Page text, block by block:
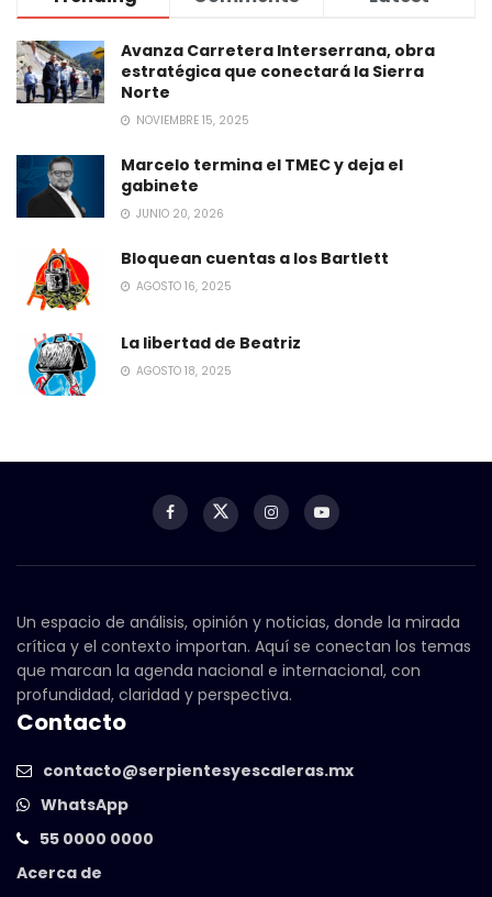
Avanza Carretera Interserrana, obra
estratégica que conectará la Sierra
Norte
NOVIEMBRE 15, 2025
Marcelo termina el TMEC y deja el
gabinete
JUNIO 20, 2026
Bloquean cuentas a los Bartlett
AGOSTO 16, 2025
La libertad de Beatriz
AGOSTO 18, 2025
Un espacio de análisis, opinión y noticias, donde la mirada
crítica y el contexto importan. Aquí se conectan los temas
que marcan la agenda nacional e internacional, con
profundidad, claridad y perspectiva.
Contacto
contacto@serpientesyescaleras.mx
WhatsApp
55 0000 0000
Acerca de